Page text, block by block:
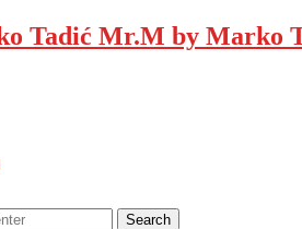
Mr.M by Marko